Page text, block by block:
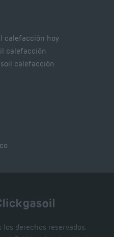
calefacción hoy
calefacción
calefacción
los derechos reservados.